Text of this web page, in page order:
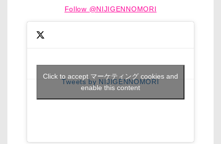
Follow @NIJIGENNOMORI
Tweets by NIJIGENNOMORI
Click to accept マーケティング cookies and
enable this content